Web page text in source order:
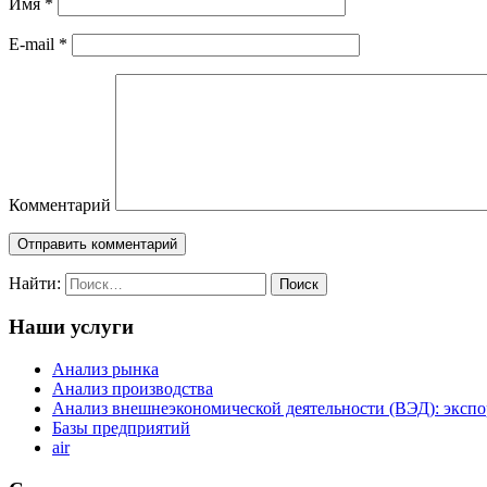
E-mail *
Комментарий
Найти:
Наши услуги
Анализ рынка
Анализ производства
Анализ внешнеэкономической деятельности (ВЭД):
Базы предприятий
air